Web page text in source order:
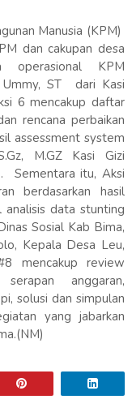
Manusia (KPM)
dan cakupan desa
operasional KPM
Ummy, ST dari Kasi
6 mencakup daftar
rencana perbaikan
assessment system
M.GZ Kasi Gizi
Sementara itu, Aksi
berdasarkan hasil
analisis data stunting
Sosial Kab Bima,
Kepala Desa Leu,
mencakup review
anggaran,
solusi dan simpulan
yang jabarkan